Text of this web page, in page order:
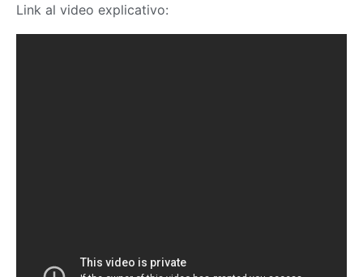
Link al video explicativo: